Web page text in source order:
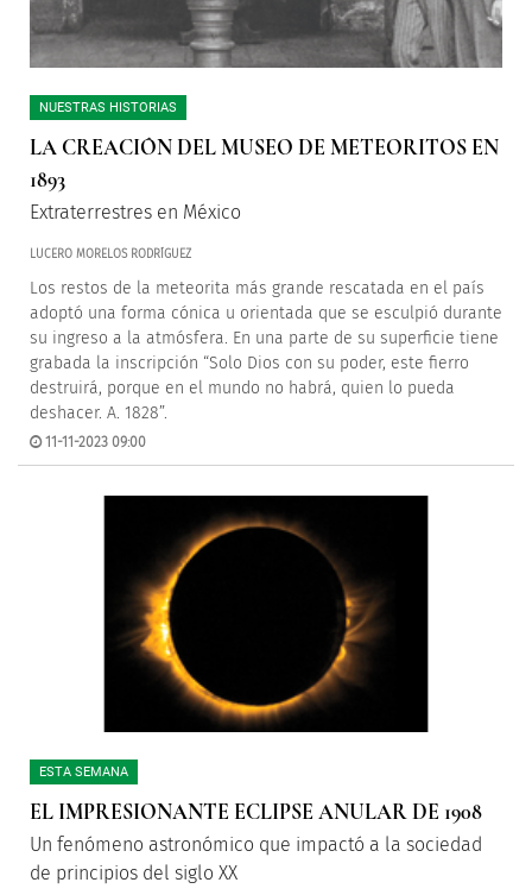
NUESTRAS HISTORIAS
LA CREACIÓN DEL MUSEO DE METEORITOS EN
1893
Extraterrestres en México
LUCERO MORELOS RODRÍGUEZ
Los restos de la meteorita más grande rescatada en el país
adoptó una forma cónica u orientada que se esculpió durante
su ingreso a la atmósfera. En una parte de su superficie tiene
grabada la inscripción “Solo Dios con su poder, este fierro
destruirá, porque en el mundo no habrá, quien lo pueda
deshacer. A. 1828”.
11-11-2023 09:00
ESTA SEMANA
EL IMPRESIONANTE ECLIPSE ANULAR DE 1908
Un fenómeno astronómico que impactó a la sociedad
de principios del siglo XX